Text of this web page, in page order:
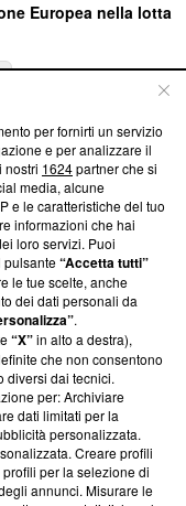
Europea nella lotta
su Blasting
ci impegniamo a
aderenza a
News non è
di farne
una verifica di
per fornirti un servizio
e per analizzare il
nostri 1624partner che si
media, alcune
e le caratteristiche del tuo
informazioni che hai
loro servizi. Puoi
pulsante“Accetta tutti”
le tue scelte, anche
dei dati personali da
.
“X”in alto a destra),
che non consentono
diversi dai tecnici.
per: Archiviare
dati limitati per la
personalizzata.
Creare profili
per la selezione di
annunci. Misurare le